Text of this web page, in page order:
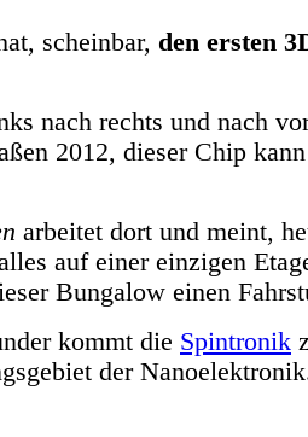
scheinbar, den ersten
nach rechts und nach
2012, dieser Chip
arbeitet dort und meint,
auf einer einzigen
Bungalow einen
kommt die Spintronik
der